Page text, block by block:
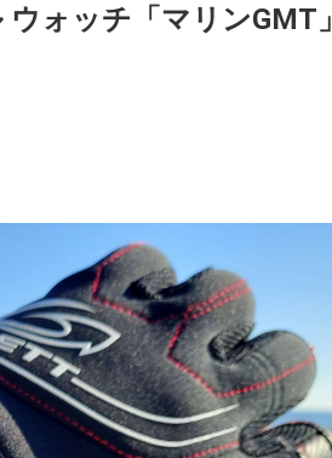
ォッチ「マリンGMT」